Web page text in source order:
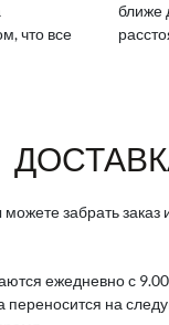
что все
ближе
забрать заказ
ежедневно с
переносится на